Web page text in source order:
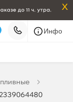
x
Инфо